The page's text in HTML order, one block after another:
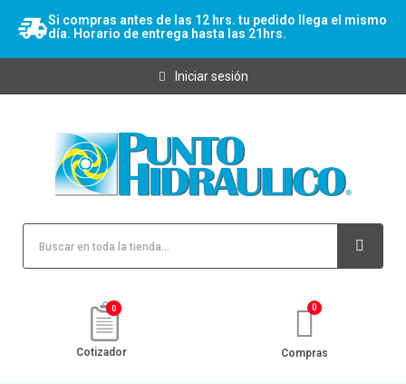
Si compras antes de las 12 hrs. tu pedido llega el mismo
día. Horario de entrega hasta las 21hrs.
Iniciar sesión
0
Cotizador Compras